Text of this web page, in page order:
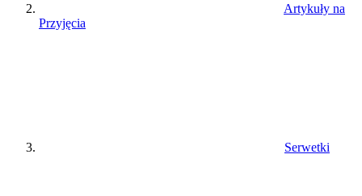
Artykuły na
Przyjęcia
Serwetki